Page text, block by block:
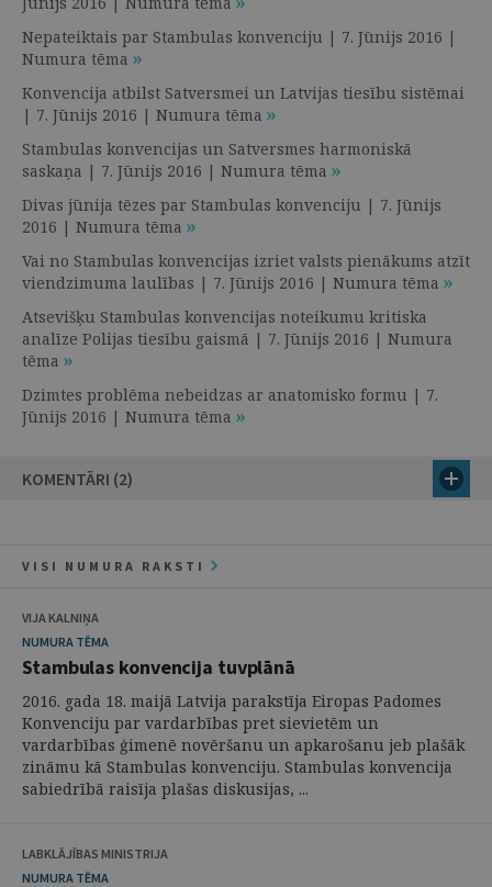
Nepateiktais par Stambulas konvenciju | 7. Jūnijs 2016 |
Numura tēma
Konvencija atbilst Satversmei un Latvijas tiesību sistēmai
| 7. Jūnijs 2016 | Numura tēma
Stambulas konvencijas un Satversmes harmoniskā
saskaņa | 7. Jūnijs 2016 | Numura tēma
Divas jūnija tēzes par Stambulas konvenciju | 7. Jūnijs
2016 | Numura tēma
Vai no Stambulas konvencijas izriet valsts pienākums atzīt
viendzimuma laulības | 7. Jūnijs 2016 | Numura tēma
Atsevišķu Stambulas konvencijas noteikumu kritiska
analīze Polijas tiesību gaismā | 7. Jūnijs 2016 | Numura
tēma
Dzimtes problēma nebeidzas ar anatomisko formu | 7.
Jūnijs 2016 | Numura tēma
KOMENTĀRI (2)
VISI NUMURA RAKSTI
VIJA KALNIŅA
NUMURA TĒMA
Stambulas konvencija tuvplānā
2016. gada 18. maijā Latvija parakstīja Eiropas Padomes
Konvenciju par vardarbības pret sievietēm un
vardarbības ģimenē novēršanu un apkarošanu jeb plašāk
zināmu kā Stambulas konvenciju. Stambulas konvencija
sabiedrībā raisīja plašas diskusijas, ...
LABKLĀJĪBAS MINISTRIJA
NUMURA TĒMA